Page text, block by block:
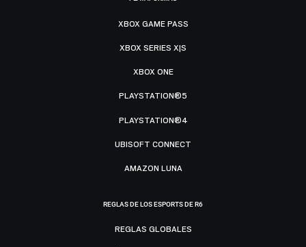
XBOX GAME PASS
XBOX SERIES X|S
XBOX ONE
PLAYSTATION®5
PLAYSTATION®4
UBISOFT CONNECT
AMAZON LUNA
REGLAS DE LOS ESPORTS DE R6
REGLAS GLOBALES